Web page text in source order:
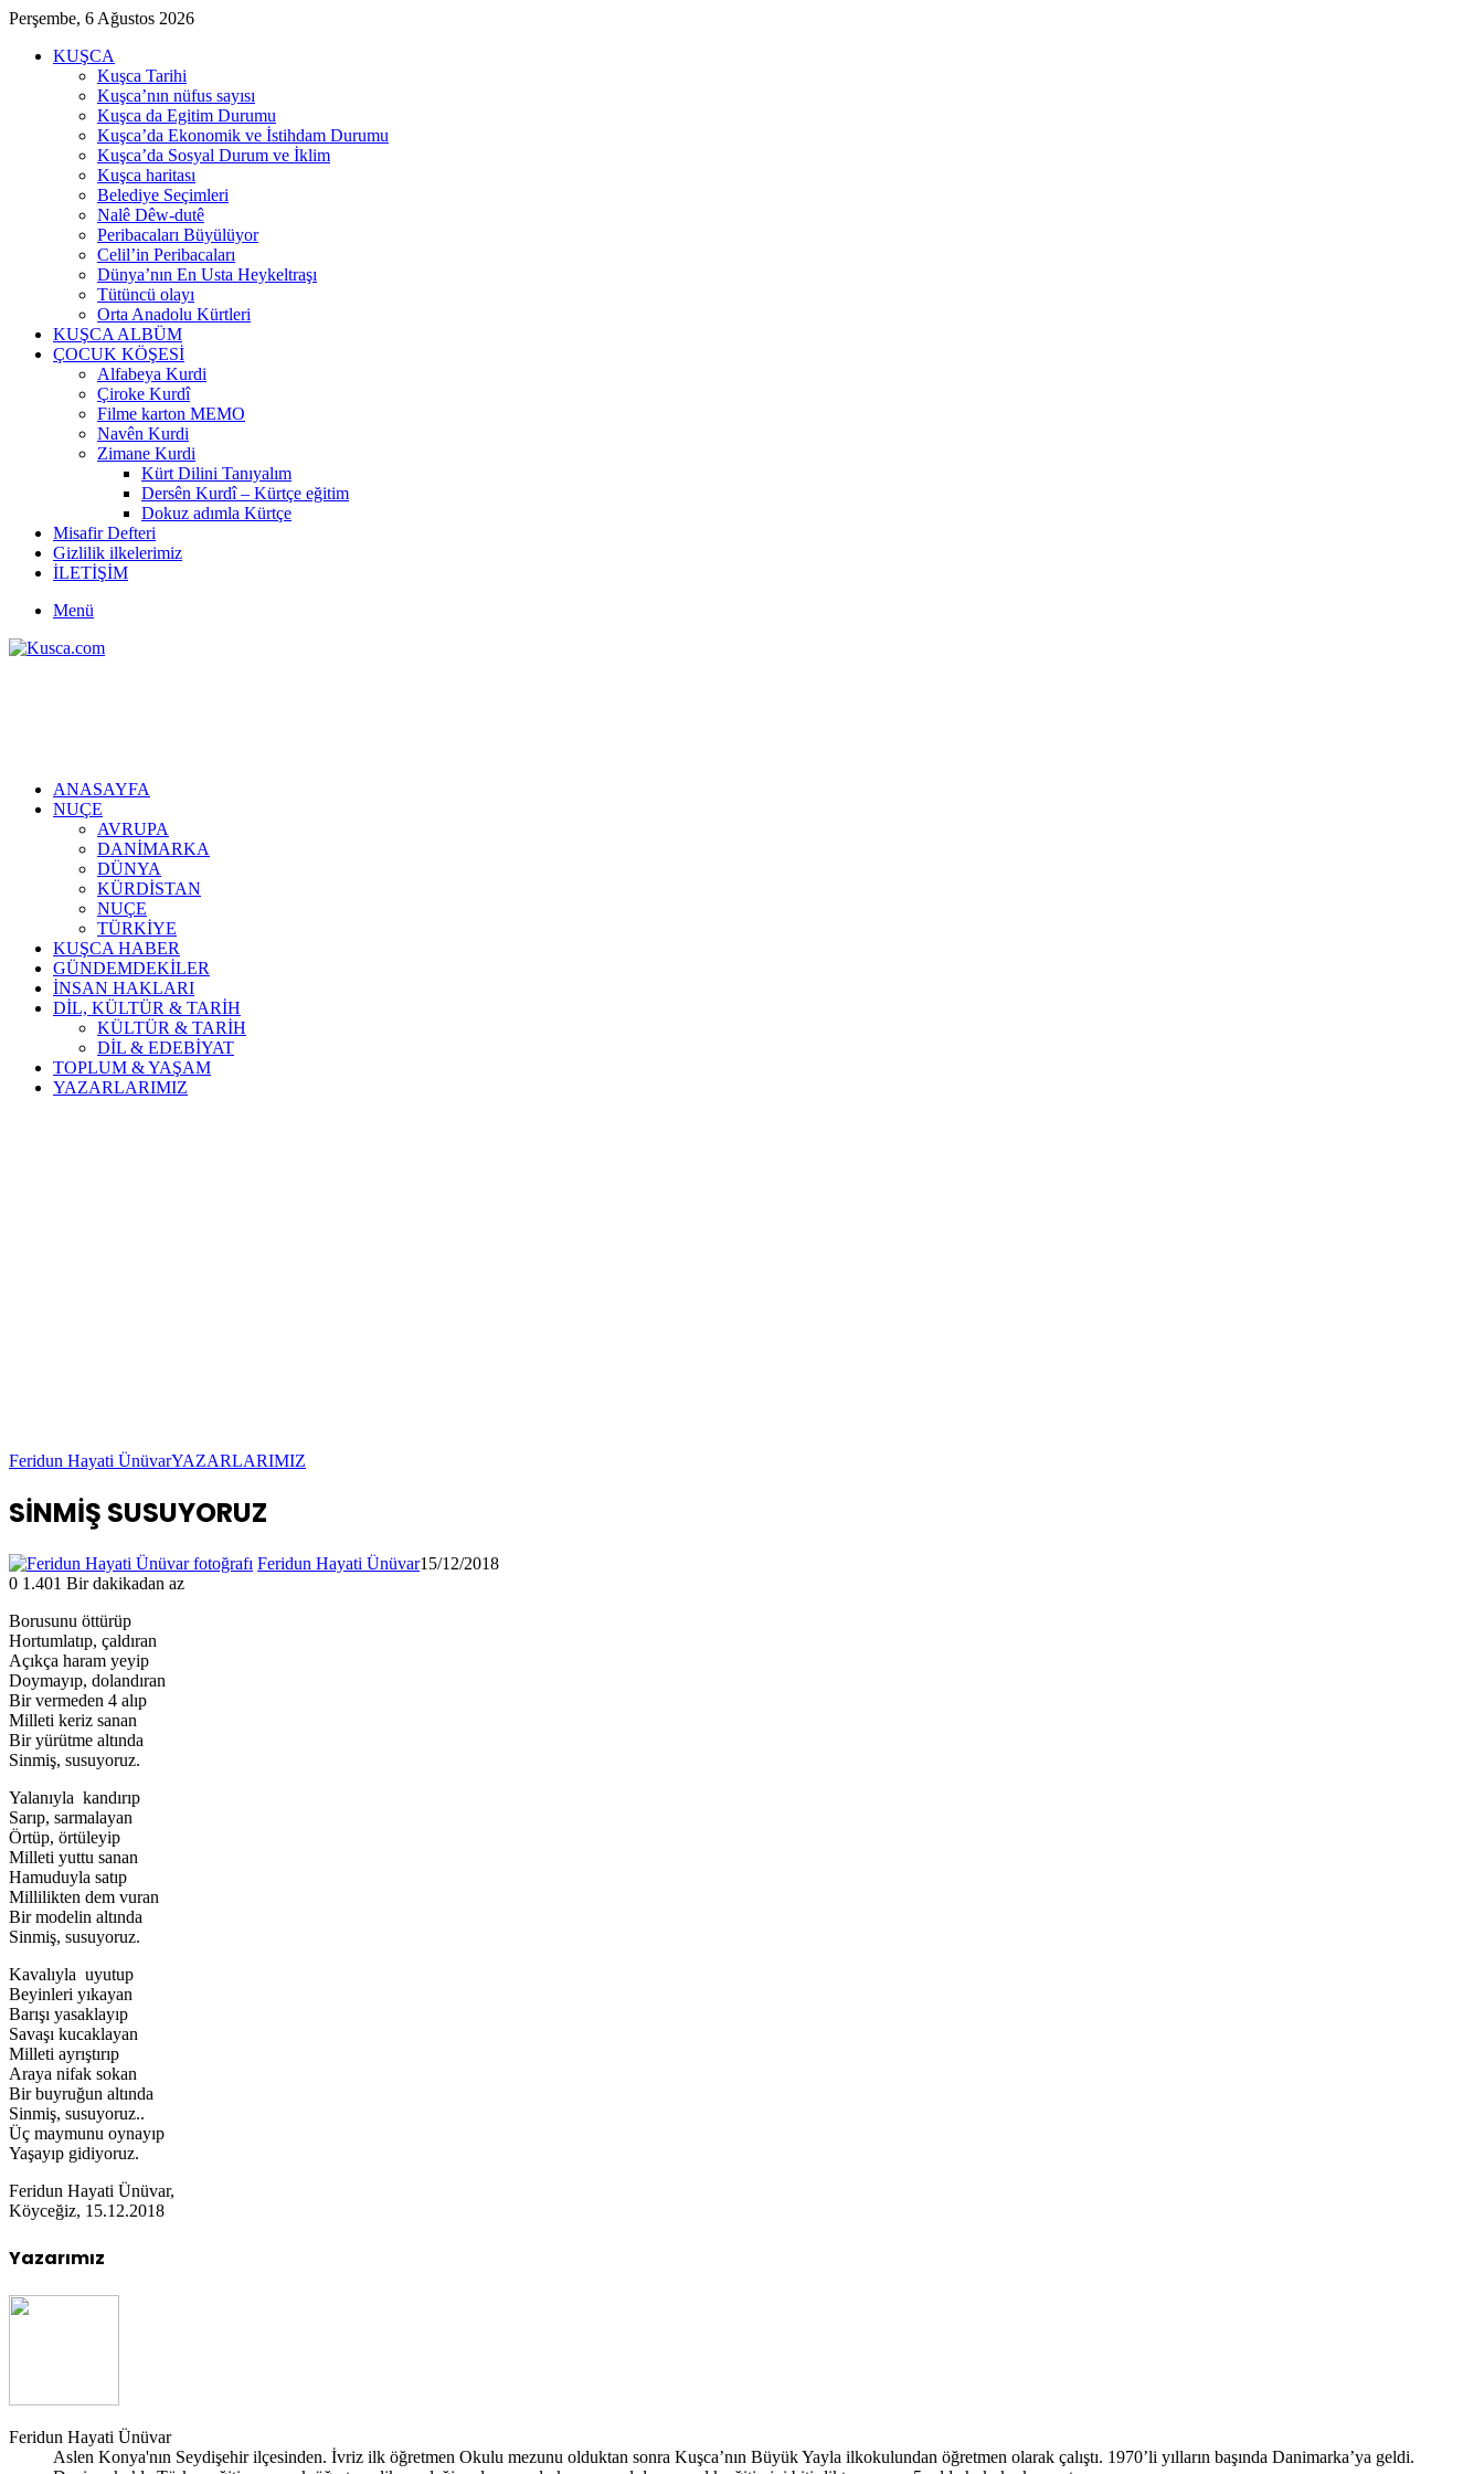
Perşembe, 6 Ağustos 2026
KUŞCA
Kuşca Tarihi
Kuşca’nın nüfus sayısı
Kuşca da Egitim Durumu
Kuşca’da Ekonomik ve İstihdam Durumu
Kuşca’da Sosyal Durum ve İklim
Kuşca haritası
Belediye Seçimleri
Nalê Dêw-dutê
Peribacaları Büyülüyor
Celil’in Peribacaları
Dünya’nın En Usta Heykeltraşı
Tütüncü olayı
Orta Anadolu Kürtleri
KUŞCA ALBÜM
ÇOCUK KÖŞESİ
Alfabeya Kurdi
Çiroke Kurdî
Filme karton MEMO
Navên Kurdi
Zimane Kurdi
Kürt Dilini Tanıyalım
Dersên Kurdî – Kürtçe eğitim
Dokuz adımla Kürtçe
Misafir Defteri
Gizlilik ilkelerimiz
İLETİŞİM
Menü
ANASAYFA
NUÇE
AVRUPA
DANİMARKA
DÜNYA
KÜRDİSTAN
NUÇE
TÜRKİYE
KUŞCA HABER
GÜNDEMDEKİLER
İNSAN HAKLARI
DİL, KÜLTÜR & TARİH
KÜLTÜR & TARİH
DİL & EDEBİYAT
TOPLUM & YAŞAM
YAZARLARIMIZ
Feridun Hayati ÜnüvarYAZARLARIMIZ
SİNMİŞ SUSUYORUZ
Feridun Hayati Ünüvar15/12/2018
0 1.401 Bir dakikadan az
Borusunu öttürüp
Hortumlatıp, çaldıran
Açıkça haram yeyip
Doymayıp, dolandıran
Bir vermeden 4 alıp
Milleti keriz sanan
Bir yürütme altında
Sinmiş, susuyoruz.
Yalanıyla kandırıp
Sarıp, sarmalayan
Örtüp, örtüleyip
Milleti yuttu sanan
Hamuduyla satıp
Millilikten dem vuran
Bir modelin altında
Sinmiş, susuyoruz.
Kavalıyla uyutup
Beyinleri yıkayan
Barışı yasaklayıp
Savaşı kucaklayan
Milleti ayrıştırıp
Araya nifak sokan
Bir buyruğun altında
Sinmiş, susuyoruz..
Üç maymunu oynayıp
Yaşayıp gidiyoruz.
Feridun Hayati Ünüvar,
Köyceğiz, 15.12.2018
Yazarımız
Feridun Hayati Ünüvar
Aslen Konya'nın Seydişehir ilçesinden. İvriz ilk öğretmen Okulu mezunu olduktan sonra Kuşca’nın Büyük Yayla ilkokulundan öğretmen olarak çalıştı. 1970’li yılların başında Danimarka’ya geldi.